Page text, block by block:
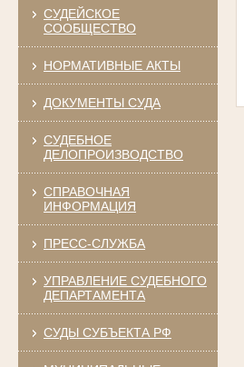
СУДЕЙСКОЕ
СООБЩЕСТВО
НОРМАТИВНЫЕ АКТЫ
ДОКУМЕНТЫ СУДА
СУДЕБНОЕ
ДЕЛОПРОИЗВОДСТВО
СПРАВОЧНАЯ
ИНФОРМАЦИЯ
ПРЕСС-СЛУЖБА
УПРАВЛЕНИЕ СУДЕБНОГО
ДЕПАРТАМЕНТА
СУДЫ СУБЪЕКТА РФ